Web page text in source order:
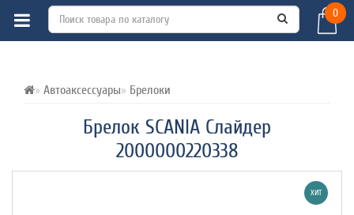
0
Автоаксессуары Брелоки
Брелок SCANIA Слайдер
2000000220338
ВСЕ О ТОВАРЕ ХАРАКТЕРИСТИКИ
ХИТ